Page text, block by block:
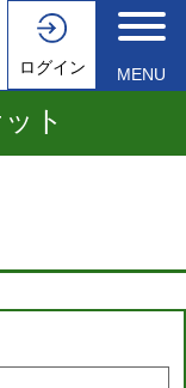
ログイン MENU
ト